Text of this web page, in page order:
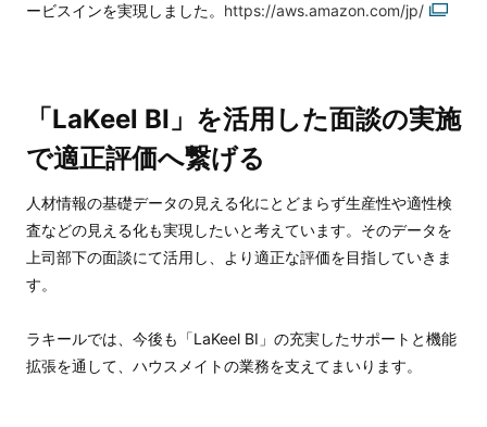
ービスインを実現しました。 https://aws.amazon.com/jp/
「LaKeel BI」を活用した面談の実施
で適正評価へ繋げる
人材情報の基礎データの見える化にとどまらず生産性や適性検
査などの見える化も実現したいと考えています。そのデータを
上司部下の面談にて活用し、より適正な評価を目指していきま
す。
ラキールでは、今後も「LaKeel BI」の充実したサポートと機能
拡張を通して、ハウスメイトの業務を支えてまいります。